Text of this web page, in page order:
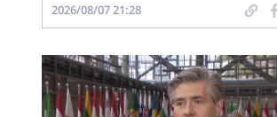
2026/08/07 21:28